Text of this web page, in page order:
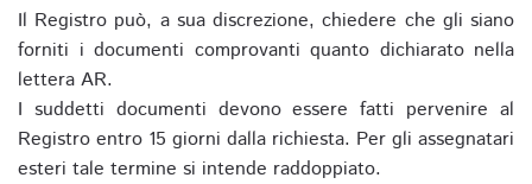
Il Registro può, a sua discrezione, chiedere che gli siano
forniti i documenti comprovanti quanto dichiarato nella
lettera AR.
I suddetti documenti devono essere fatti pervenire al
Registro entro 15 giorni dalla richiesta. Per gli assegnatari
esteri tale termine si intende raddoppiato.